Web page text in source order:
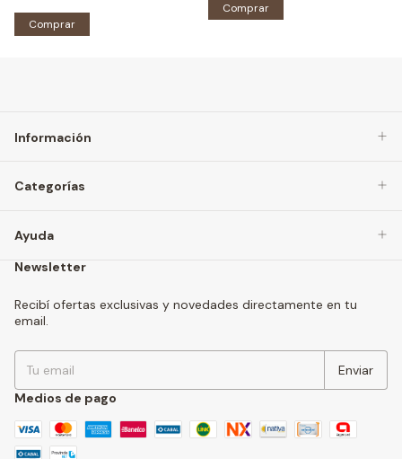
Información
Categorías
Ayuda
Newsletter
Recibí ofertas exclusivas y novedades directamente en tu
email.
Medios de pago